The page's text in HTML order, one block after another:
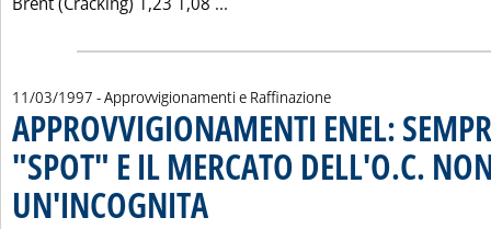
11/03/1997 - Approvvigionamenti e Raffinazione
APPROVVIGIONAMENTI ENEL:
"SPOT" E IL MERCATO DELL'O.C.
UN'INCOGNITA